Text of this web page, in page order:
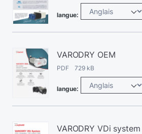
langue:
VARODRY OEM
PDF 729 kB
langue:
VARODRY VDi system